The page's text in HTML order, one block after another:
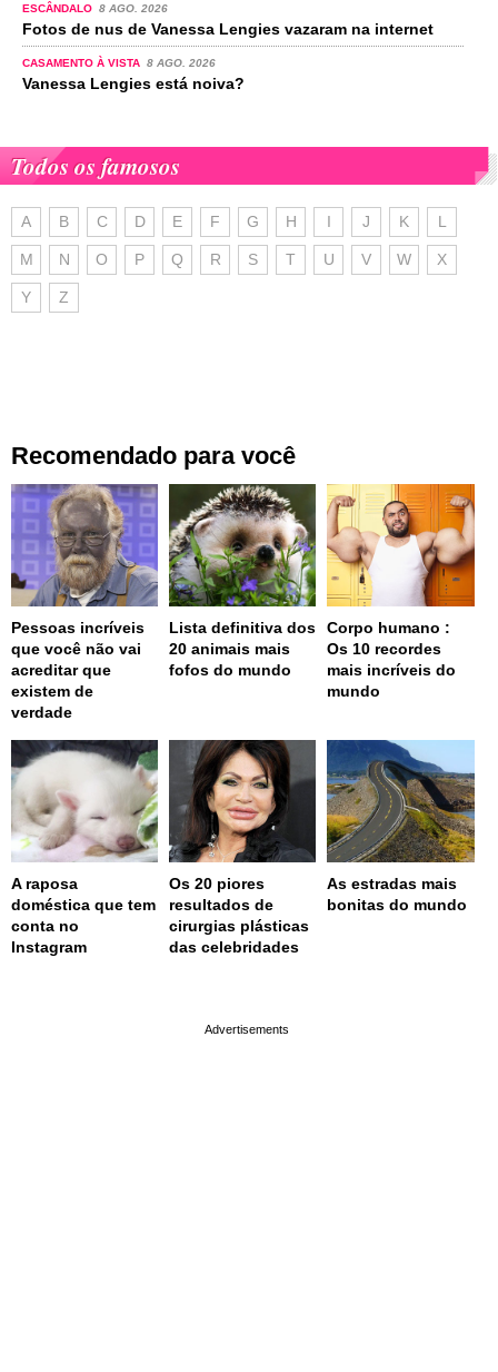
ESCÂNDALO 8 AGO. 2026
Fotos de nus de Vanessa Lengies vazaram na internet
CASAMENTO À VISTA 8 AGO. 2026
Vanessa Lengies está noiva?
Todos os famosos
A B C D E F G H I J K L
M N O P Q R S T U V W X
Y Z
Recomendado para você
Pessoas incríveis
que você não vai
acreditar que
existem de
verdade
Lista definitiva dos
20 animais mais
fofos do mundo
Corpo humano :
Os 10 recordes
mais incríveis do
mundo
A raposa
doméstica que tem
conta no
Instagram
Os 20 piores
resultados de
cirurgias plásticas
das celebridades
As estradas mais
bonitas do mundo